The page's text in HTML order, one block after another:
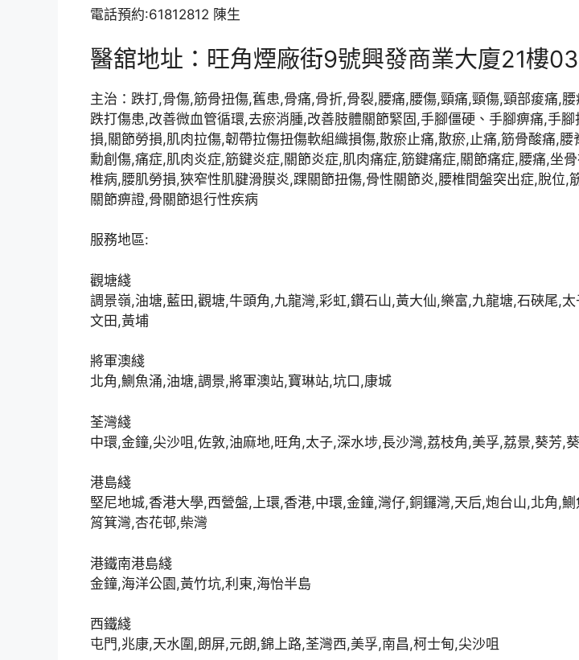
電話預約:61812812 陳生
醫舘地址：旺角煙廠街9號興發商業大廈21樓
主治：跌打,骨傷,筋骨扭傷,舊患,骨痛,骨折,骨裂,腰痛,腰傷,頸痛,頸傷,頸部痠痛,
跌打傷患,改善微血管循環,去瘀消腫,改善肢體關節緊固,手腳僵硬、手腳痹痛,手
損,關節勞損,肌肉拉傷,韌帶拉傷扭傷軟組織損傷,散瘀止痛,散瘀,止痛,筋骨酸痛,腰
勳創傷,痛症,肌肉炎症,筋鍵炎症,關節炎症,肌肉痛症,筋鍵痛症,關節痛症,腰痛,坐
椎病,腰肌勞損,狹窄性肌腱滑膜炎,踝關節扭傷,骨性關節炎,腰椎間盤突出症,脫位,
關節痹證,骨關節退行性疾病
服務地區:
觀塘綫
調景嶺,油塘,藍田,觀塘,牛頭角,九龍灣,彩虹,鑽石山,黃大仙,樂富,九龍塘,石硤尾,
文田,黃埔
將軍澳綫
北角,鰂魚涌,油塘,調景,將軍澳站,寶琳站,坑口,康城
荃灣綫
中環,金鐘,尖沙咀,佐敦,油麻地,旺角,太子,深水埗,長沙灣,荔枝角,美孚,荔景,葵芳,
港島綫
堅尼地城,香港大學,西營盤,上環,香港,中環,金鐘,灣仔,銅鑼灣,天后,炮台山,北角,
筲箕灣,杏花邨,柴灣
港鐵南港島綫
金鐘,海洋公園,黃竹坑,利東,海怡半島
西鐵綫
屯門,兆康,天水圍,朗屏,元朗,錦上路,荃灣西,美孚,南昌,柯士甸,尖沙咀